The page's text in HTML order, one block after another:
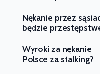
Nękanie przez
będzie
Wyroki za nękanie
Polsce za stalking?